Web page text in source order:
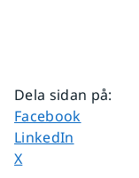
Dela sidan på:
Dela sidan på
Facebook
Dela sidan på
LinkedIn
Dela sidan på
X